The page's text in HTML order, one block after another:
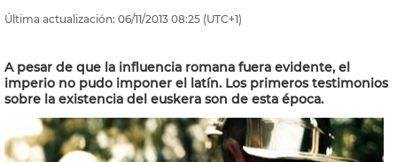
Última actualización: 06/11/2013 08:25 (UTC+1)
A pesar de que la influencia romana fuera evidente, el
imperio no pudo imponer el latín. Los primeros testimonios
sobre la existencia del euskera son de esta época.